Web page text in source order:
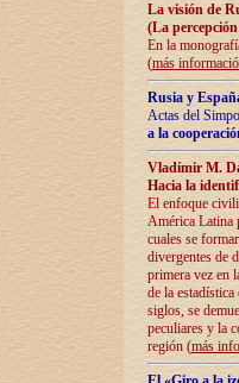
La visión de
(La
En la
(más
Rusia y
Actas del
a la
Vladímir M.
Hacia la
El enfoque
América Latina
cuales se
divergentes de
primera vez en
de la
siglos, se
peculiares y la
región (más